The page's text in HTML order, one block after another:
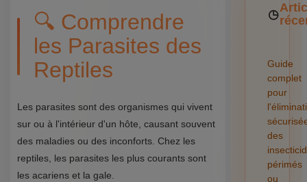
🔍 Comprendre
les Parasites des
Reptiles
Les parasites sont des organismes qui vivent
sur ou à l'intérieur d'un hôte, causant souvent
des maladies ou des inconforts. Chez les
reptiles, les parasites les plus courants sont
les acariens et la gale.
Guide
complet
pour
des
périmés
ou